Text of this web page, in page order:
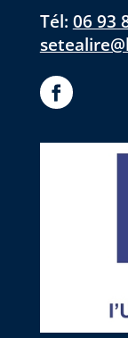
Tél: 06 93